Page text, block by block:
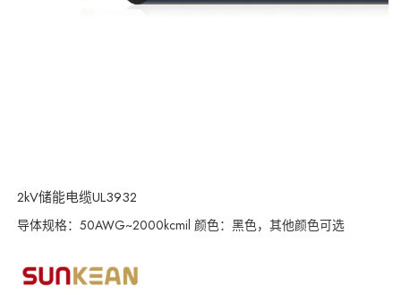
2kV储能电缆UL3932
导体规格：50AWG~2000kcmil 颜色：黑色，其他颜色可选